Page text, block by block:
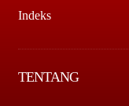
Indeks
TENTANG